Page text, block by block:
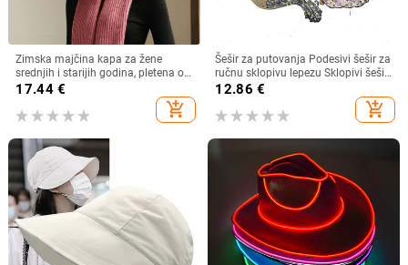
Zimska majčina kapa za žene
srednjih i starijih godina, pletena od
zečjeg krzna, otporna na hladnoću,
topla, vunena kapa plus baršunasta
kapa za umivaonik
17.44€
add_shopping_cart
Šešir za putovanja Podesivi šešir za
ručnu sklopivu lepezu Sklopivi šešir
od bambusa i lepeza Ljetna plaža
12.86 €
add_shopping_cart